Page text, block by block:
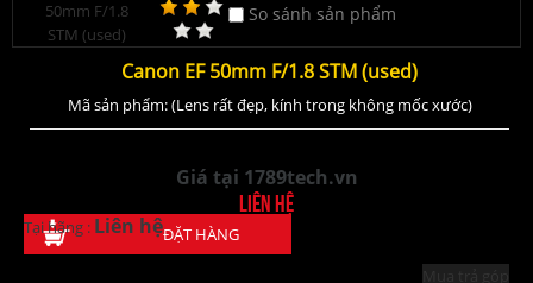
So sánh sản phẩm
Canon EF 50mm F/1.8 STM (used)
Mã sản phẩm: (Lens rất đẹp, kính trong không mốc xước)
Giá tại 1789tech.vn
Liên hệ
Tại hãng : Liên hệĐẶT HÀNG